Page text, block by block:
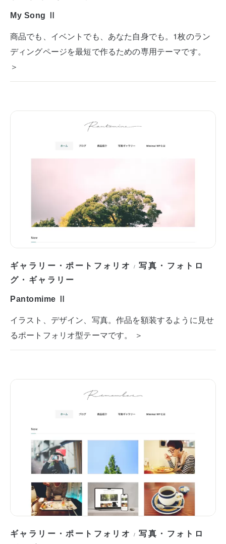
My Song Ⅱ
商品でも、イベントでも、あなた自身でも。1枚のラン
ディングページを最短で作るための専用テーマです。
＞
ギャラリー・ポートフォリオ /写真・フォトロ
グ・ギャラリー
Pantomime Ⅱ
イラスト、デザイン、写真。作品を額装するように見せ
るポートフォリオ型テーマです。 ＞
ギャラリー・ポートフォリオ /写真・フォトロ